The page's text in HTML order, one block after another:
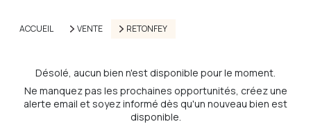
ACCUEIL VENTE RETONFEY
Désolé, aucun bien n'est disponible pour le moment.
Ne manquez pas les prochaines opportunités, créez une
alerte email et soyez informé dès qu'un nouveau bien est
disponible.